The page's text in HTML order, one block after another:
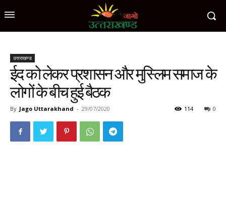
उत्तराखण्ड
ईद को लेकर प्रशासन और मुस्लिम समाज के
लोगों के बीच हुई बैठक
By Jago Uttarakhand - 29/07/2020 0
114